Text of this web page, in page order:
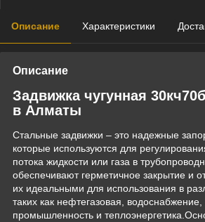
Описание Характеристики
Описание
Задвижка чугунная
в Алматы
Стальные задвижки – это надежные
которые используются для
потока жидкости или газа в
обеспечивают герметичное закрытие и
их идеальными для использования в
таких как нефтегазовая,
промышленность и